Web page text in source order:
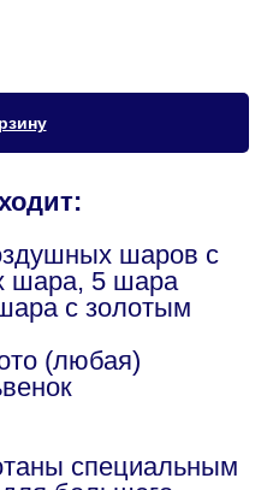
шаров с
шара, 5 шара
с золотым
(любая)
специальным